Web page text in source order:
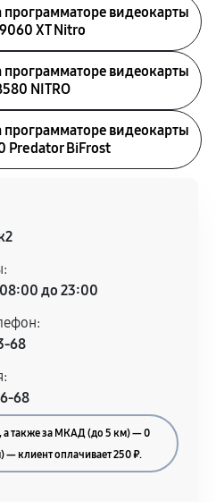
программаторе видеокарты
XT Nitro
программаторе видеокарты
NITRO
программаторе видеокарты
Predator BiFrost
до 23:00
68
68
также за МКАД (до 5 км) — 0
клиент оплачивает 250 ₽.